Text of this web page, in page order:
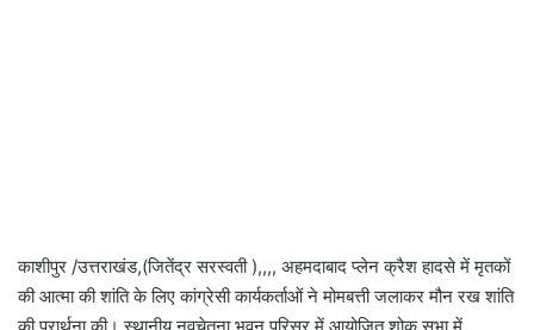
काशीपुर /उत्तराखंड,(जितेंद्र सरस्वती ),,,, अहमदाबाद प्लेन क्रैश हादसे में मृतकों
की आत्मा की शांति के लिए कांग्रेसी कार्यकर्ताओं ने मोमबत्ती जलाकर मौन रख शांति